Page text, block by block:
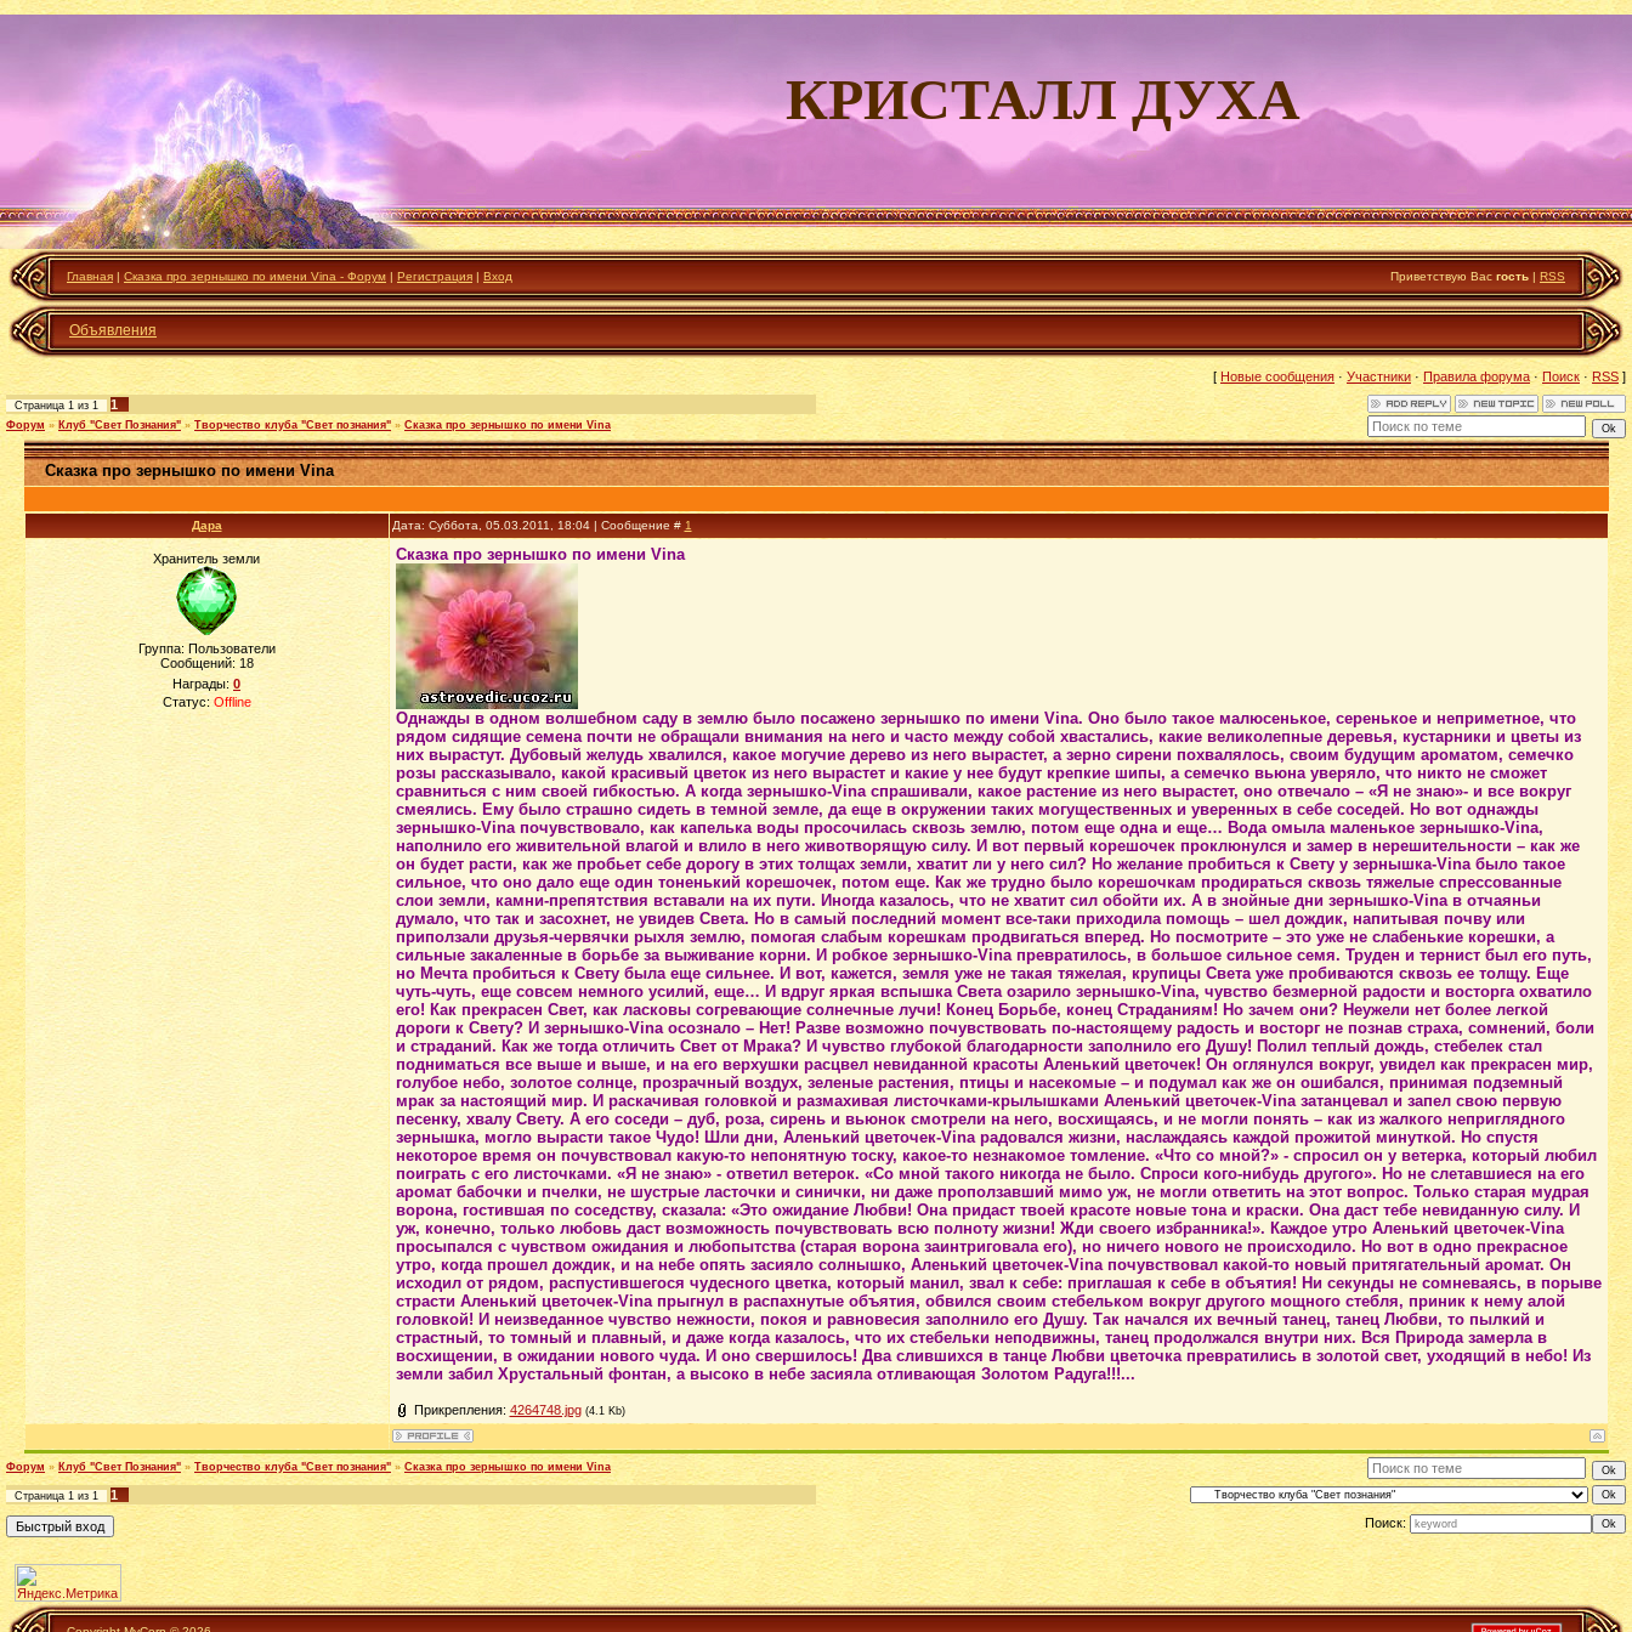
КРИСТАЛЛ ДУХА
Главная | Сказка про зернышко по имени Vina - Форум | Регистрация | Вход Приветствую Вас гость | RSS
Объявления
[Новые сообщения · Участники·Правила форума·Поиск · RSS ]
Страница 1 из 1 1
Форум » Клуб "Свет Познания" » Творчество клуба "Свет познания" » Сказка про зернышко по имени Vina
Сказка про зернышко по имени Vina
Дара Дата: Суббота, 05.03.2011, 18:04 | Сообщение # 1
Хранитель земли
Группа: Пользователи
Сообщений:18
Награды: 0
Статус: Offline
Сказка про зернышко по имени Vina
Однажды в одном волшебном саду в землю было посажено зернышко по имени Vina. Оно было такое малюсенькое, серенькое и неприметное, что
рядом сидящие семена почти не обращали внимания на него и часто между собой хвастались, какие великолепные деревья, кустарники и цветы из
них вырастут. Дубовый желудь хвалился, какое могучие дерево из него вырастет, а зерно сирени похвалялось, своим будущим ароматом, семечко
розы рассказывало, какой красивый цветок из него вырастет и какие у нее будут крепкие шипы, а семечко вьюна уверяло, что никто не сможет
сравниться с ним своей гибкостью. А когда зернышко-Vina спрашивали, какое растение из него вырастет, оно отвечало – «Я не знаю»- и все вокруг
смеялись. Ему было страшно сидеть в темной земле, да еще в окружении таких могущественных и уверенных в себе соседей. Но вот однажды
зернышко-Vina почувствовало, как капелька воды просочилась сквозь землю, потом еще одна и еще… Вода омыла маленькое зернышко-Vina,
наполнило его живительной влагой и влило в него животворящую силу. И вот первый корешочек проклюнулся и замер в нерешительности – как же
он будет расти, как же пробьет себе дорогу в этих толщах земли, хватит ли у него сил? Но желание пробиться к Свету у зернышка-Vina было такое
сильное, что оно дало еще один тоненький корешочек, потом еще. Как же трудно было корешочкам продираться сквозь тяжелые спрессованные
слои земли, камни-препятствия вставали на их пути. Иногда казалось, что не хватит сил обойти их. А в знойные дни зернышко-Vina в отчаяньи
думало, что так и засохнет, не увидев Света. Но в самый последний момент все-таки приходила помощь – шел дождик, напитывая почву или
приползали друзья-червячки рыхля землю, помогая слабым корешкам продвигаться вперед. Но посмотрите – это уже не слабенькие корешки, а
сильные закаленные в борьбе за выживание корни. И робкое зернышко-Vina превратилось, в большое сильное семя. Труден и тернист был его путь,
но Мечта пробиться к Свету была еще сильнее. И вот, кажется, земля уже не такая тяжелая, крупицы Света уже пробиваются сквозь ее толщу. Еще
чуть-чуть, еще совсем немного усилий, еще… И вдруг яркая вспышка Света озарило зернышко-Vina, чувство безмерной радости и восторга охватило
его! Как прекрасен Свет, как ласковы согревающие солнечные лучи! Конец Борьбе, конец Страданиям! Но зачем они? Неужели нет более легкой
дороги к Свету? И зернышко-Vina осознало – Нет! Разве возможно почувствовать по-настоящему радость и восторг не познав страха, сомнений, боли
и страданий. Как же тогда отличить Свет от Мрака? И чувство глубокой благодарности заполнило его Душу! Полил теплый дождь, стебелек стал
подниматься все выше и выше, и на его верхушки расцвел невиданной красоты Аленький цветочек! Он оглянулся вокруг, увидел как прекрасен мир,
голубое небо, золотое солнце, прозрачный воздух, зеленые растения, птицы и насекомые – и подумал как же он ошибался, принимая подземный
мрак за настоящий мир. И раскачивая головкой и размахивая листочками-крылышками Аленький цветочек-Vina затанцевал и запел свою первую
песенку, хвалу Свету. А его соседи – дуб, роза, сирень и вьюнок смотрели на него, восхищаясь, и не могли понять – как из жалкого неприглядного
зернышка, могло вырасти такое Чудо! Шли дни, Аленький цветочек-Vina радовался жизни, наслаждаясь каждой прожитой минуткой. Но спустя
некоторое время он почувствовал какую-то непонятную тоску, какое-то незнакомое томление. «Что со мной?» - спросил он у ветерка, который любил
поиграть с его листочками. «Я не знаю» - ответил ветерок. «Со мной такого никогда не было. Спроси кого-нибудь другого». Но не слетавшиеся на его
аромат бабочки и пчелки, не шустрые ласточки и синички, ни даже проползавший мимо уж, не могли ответить на этот вопрос. Только старая мудрая
ворона, гостившая по соседству, сказала: «Это ожидание Любви! Она придаст твоей красоте новые тона и краски. Она даст тебе невиданную силу. И
уж, конечно, только любовь даст возможность почувствовать всю полноту жизни! Жди своего избранника!». Каждое утро Аленький цветочек-Vina
просыпался с чувством ожидания и любопытства (старая ворона заинтриговала его), но ничего нового не происходило. Но вот в одно прекрасное
утро, когда прошел дождик, и на небе опять засияло солнышко, Аленький цветочек-Vina почувствовал какой-то новый притягательный аромат. Он
исходил от рядом, распустившегося чудесного цветка, который манил, звал к себе: приглашая к себе в объятия! Ни секунды не сомневаясь, в порыве
страсти Аленький цветочек-Vina прыгнул в распахнутые объятия, обвился своим стебельком вокруг другого мощного стебля, приник к нему алой
головкой! И неизведанное чувство нежности, покоя и равновесия заполнило его Душу. Так начался их вечный танец, танец Любви, то пылкий и
страстный, то томный и плавный, и даже когда казалось, что их стебельки неподвижны, танец продолжался внутри них. Вся Природа замерла в
восхищении, в ожидании нового чуда. И оно свершилось! Два слившихся в танце Любви цветочка превратились в золотой свет, уходящий в небо! Из
земли забил Хрустальный фонтан, а высоко в небе засияла отливающая Золотом Радуга!!!...
Прикрепления: 4264748.jpg (4.1 Kb)
Форум » Клуб "Свет Познания" » Творчество клуба "Свет познания" » Сказка про зернышко по имени Vina
Страница 1 из 1
1
Поиск: